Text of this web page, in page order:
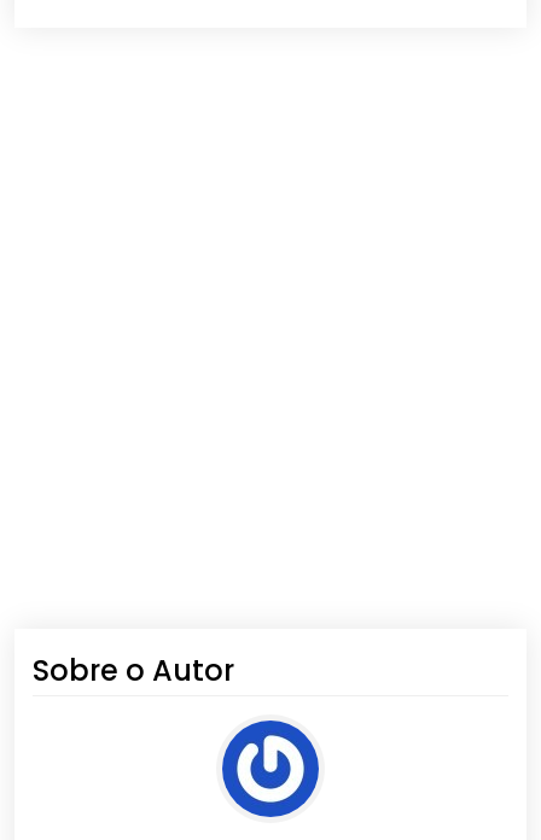
Sobre o Autor